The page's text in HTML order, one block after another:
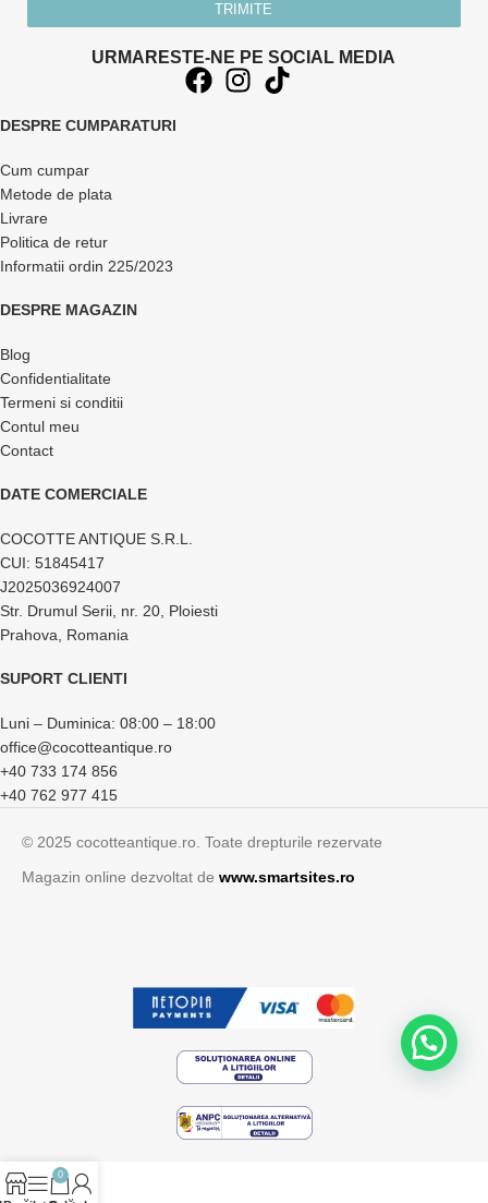
TRIMITE
URMARESTE-NE PE SOCIAL MEDIA
DESPRE CUMPARATURI
Cum cumpar
Metode de plata
Livrare
Politica de retur
Informatii ordin 225/2023
DESPRE MAGAZIN
Blog
Confidentialitate
Termeni si conditii
Contul meu
Contact
DATE COMERCIALE
COCOTTE ANTIQUE S.R.L.
CUI: 51845417
J2025036924007
Str. Drumul Serii, nr. 20, Ploiesti
Prahova, Romania
SUPORT CLIENTI
Luni – Duminica: 08:00 – 18:00
office@cocotteantique.ro
+40 733 174 856
+40 762 977 415
© 2025 cocotteantique.ro. Toate drepturile rezervate
Magazin online dezvoltat de www.smartsites.ro
0